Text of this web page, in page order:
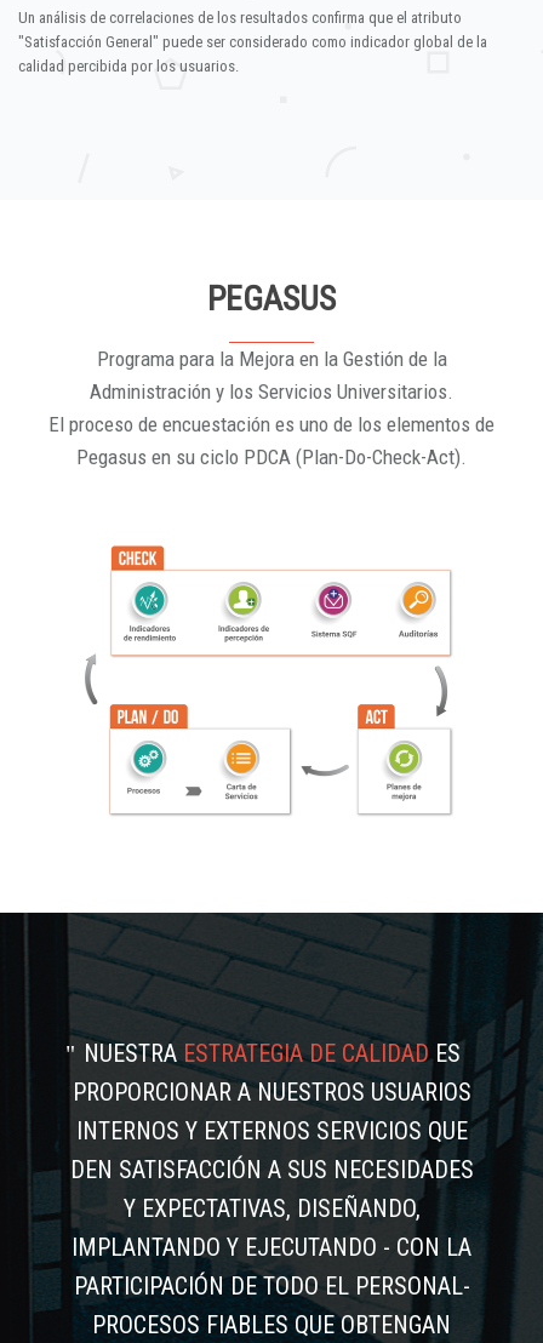
Un análisis de correlaciones de los resultados confirma que el atributo
"Satisfacción General" puede ser considerado como indicador global de la
calidad percibida por los usuarios.
PEGASUS
Programa para la Mejora en la Gestión de la
Administración y los Servicios Universitarios.
El proceso de encuestación es uno de los elementos de
Pegasus en su ciclo PDCA (Plan-Do-Check-Act).
NUESTRAESTRATEGIA DE CALIDADES
PROPORCIONAR A NUESTROS USUARIOS
INTERNOS Y EXTERNOS SERVICIOS QUE
DEN SATISFACCIÓN A SUS NECESIDADES
Y EXPECTATIVAS, DISEÑANDO,
IMPLANTANDO Y EJECUTANDO - CON LA
PARTICIPACIÓN DE TODO EL PERSONAL-
PROCESOS FIABLES QUE OBTENGAN